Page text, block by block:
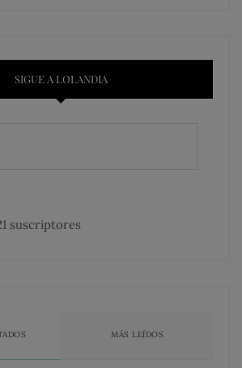
SIGUE A LOLANDIA
suscriptores
MÁS LEÍDOS